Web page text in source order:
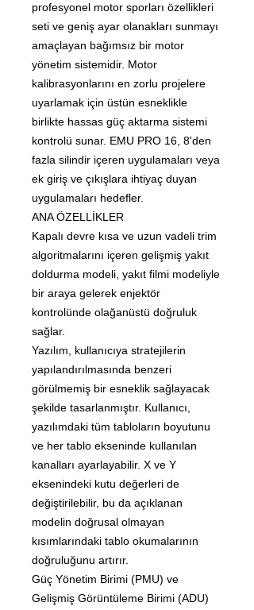
profesyonel motor sporları özellikleri
seti ve geniş ayar olanakları sunmayı
amaçlayan bağımsız bir motor
yönetim sistemidir. Motor
kalibrasyonlarını en zorlu projelere
uyarlamak için üstün esneklikle
birlikte hassas güç aktarma sistemi
kontrolü sunar. EMU PRO 16, 8'den
fazla silindir içeren uygulamaları veya
ek giriş ve çıkışlara ihtiyaç duyan
uygulamaları hedefler.
ANA ÖZELLİKLER
Kapalı devre kısa ve uzun vadeli trim
algoritmalarını içeren gelişmiş yakıt
doldurma modeli, yakıt filmi modeliyle
bir araya gelerek enjektör
kontrolünde olağanüstü doğruluk
sağlar.
Yazılım, kullanıcıya stratejilerin
yapılandırılmasında benzeri
görülmemiş bir esneklik sağlayacak
şekilde tasarlanmıştır. Kullanıcı,
yazılımdaki tüm tabloların boyutunu
ve her tablo ekseninde kullanılan
kanalları ayarlayabilir. X ve Y
eksenindeki kutu değerleri de
değiştirilebilir, bu da açıklanan
modelin doğrusal olmayan
kısımlarındaki tablo okumalarının
doğruluğunu artırır.
Güç Yönetim Birimi (PMU) ve
Gelişmiş Görüntüleme Birimi (ADU)